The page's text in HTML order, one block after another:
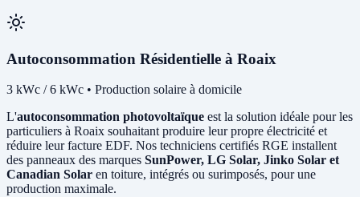
Autoconsommation Résidentielle à Roaix
3 kWc / 6 kWc • Production solaire à domicile
L'autoconsommation photovoltaïque est la solution idéale pour les
particuliers à Roaix souhaitant produire leur propre électricité et
réduire leur facture EDF. Nos techniciens certifiés RGE installent
des panneaux des marques SunPower, LG Solar, Jinko Solar et
Canadian Solar en toiture, intégrés ou surimposés, pour une
production maximale.